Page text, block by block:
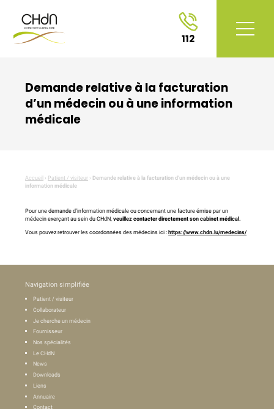
112
Demande relative à la facturation
d’un médecin ou à une information
médicale
Accueil › Patient / visiteur › Demande relative à la facturation d’un médecin ou à une
information médicale
Pour une demande d’information médicale ou concernant une facture émise par un
médecin exerçant au sein du CHdN,veuillez contacter directement son cabinet médical.
Vous pouvez retrouver les coordonnées des médecins ici :https://www.chdn.lu/medecins/
Navigation simplifiée
Patient / visiteur
Collaborateur
Je cherche un médecin
Fournisseur
Nos spécialités
Le CHdN
News
Downloads
Liens
Annuaire
Contact